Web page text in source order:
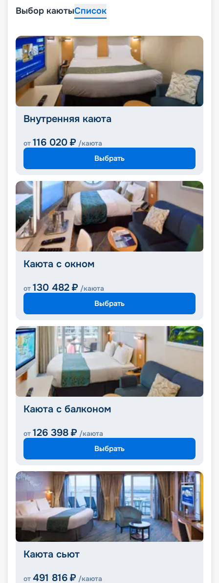
Выбор каютыСписок
Внутренняя каюта
от 116 020 ₽ /каюта
Выбрать
Каюта с окном
от 130 482 ₽ /каюта
Выбрать
Каюта с балконом
от 126 398 ₽ /каюта
Выбрать
Каюта сьют
от 491 816 ₽ /каюта